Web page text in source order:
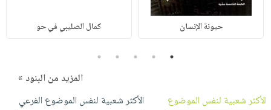
حيونة الإنسان كمال الصليبي في حو
1
2
3
4
5
المزيد من البنود »
الأكثر شعبية لنفس الموضوع
الأكثر شعبية لنفس الموضوع الفرعي